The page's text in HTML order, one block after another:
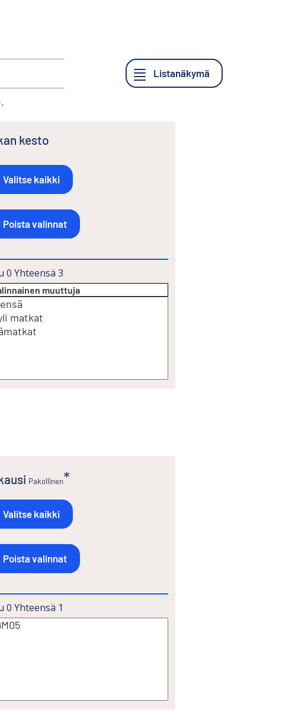
kesto
0 Yhteensä 3
muuttuja
Pakollinen
0 Yhteensä 1